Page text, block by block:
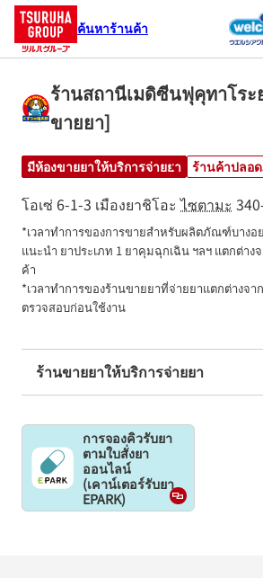
ค้นหาร้านค้า
ร้านสถานีเมดิซีนฟุคุทาโระ
ขายยา]
มีห้องขายยาให้บริการจ่ายยา ร้านค้าปลอ
โอเซ่ 6-1-3 เมืองยาชิโอะ ไซตามะ
*เวลาทำการของการขายสำหรับผลิตภัณฑ์บางอ
แนะนำ ยาประเภท 1 ยาคุมฉุกเฉิน ฯลฯ แตกต่าง
ค้า
*เวลาทำการของร้านขายยาที่จ่ายยาแตกต่างจ
ตรวจสอบก่อนใช้งาน
ร้านขายยาให้บริการจ่ายยา
การจองคิวรับยา
ตามใบสั่งยา
ออนไลน์
(เคาน์เตอร์รับยา
EPARK)